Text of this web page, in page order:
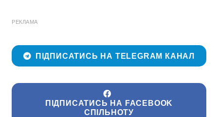
РЕКЛАМА
ПІДПИСАТИСЬ НА TELEGRAM КАНАЛ
ПІДПИСАТИСЬ НА FACEBOOK
СПІЛЬНОТУ